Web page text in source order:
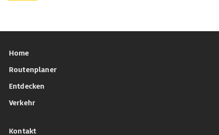
Home
Routenplaner
Entdecken
Verkehr
Kontakt